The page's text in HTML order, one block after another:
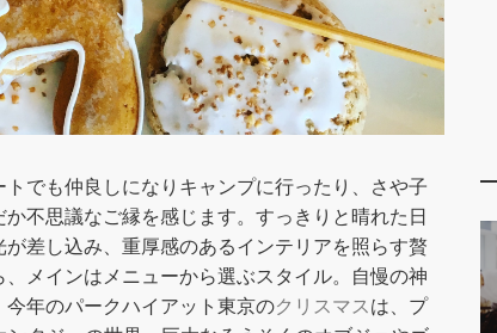
でも仲良しになりキャンプに行ったり、さや子
不思議なご縁を感じます。すっきりと晴れた日
差し込み、重厚感のあるインテリアを照らす贅
メインはメニューから選ぶスタイル。自慢の神
年のパークハイアット東京のクリスマスは、プ